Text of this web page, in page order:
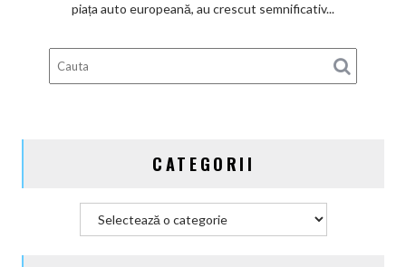
din
Germania
piața auto europeană, au crescut semnificativ...
CATEGORII